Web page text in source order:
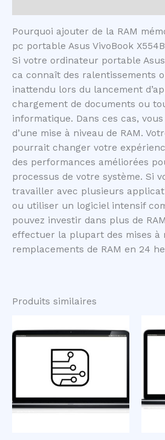
Pourquoi ajouter de la RAM
pc portable Asus VivoBook
Si votre ordinateur portable Asus
ca connaît des ralentissements
inattendu lors du lancement
chargement de documents ou
informatique. Dans ces cas,
d’une mise à niveau de RAM.
pourrait changer votre
des performances améliorées
processus de votre système. Si
travailler avec plusieurs
ou utiliser un logiciel intensif
pouvez investir dans plus de
effectuer la plupart des mises à
remplacements de RAM en 24
Produits similaires